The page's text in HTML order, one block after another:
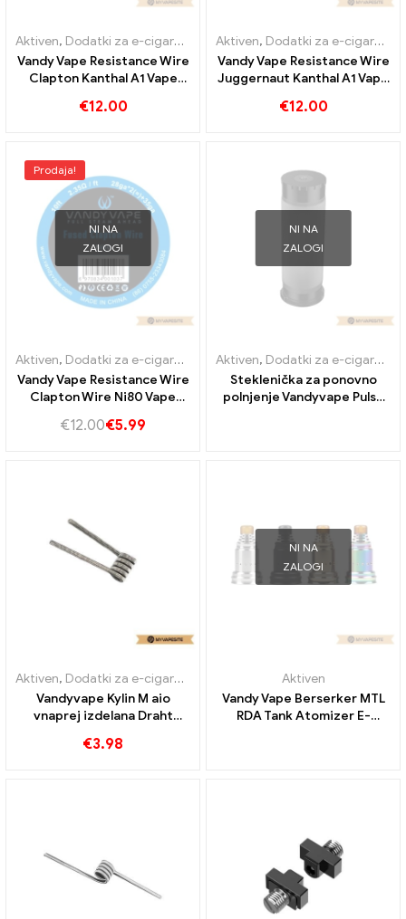
Aktiven, Dodatki za e-cigarete
Vandy Vape Resistance Wire
Clapton Kanthal A1 Vape
丨Custom
€12.00
Aktiven, Dodatki za e-cigarete
Vandy Vape Resistance Wire
Juggernaut Kanthal A1 Vape
Veleprodaja丨Custom
€12.00
Prodaja!
NI NA
ZALOGI
Aktiven, Dodatki za e-cigarete
Vandy Vape Resistance Wire
Clapton Wire Ni80 Vape
丨Custom
€12.00€5.99
NI NA
ZALOGI
Aktiven, Dodatki za e-cigarete
Steklenička za ponovno
polnjenje Vandyvape Pulse
Aktiven, Dodatki za e-cigarete
Vandyvape Kylin M aio
vnaprej izdelana Draht
Großhandel 丨 Custom
€3.98
NI NA
ZALOGI
Aktiven
Vandy Vape Berserker MTL
RDA Tank Atomizer E-